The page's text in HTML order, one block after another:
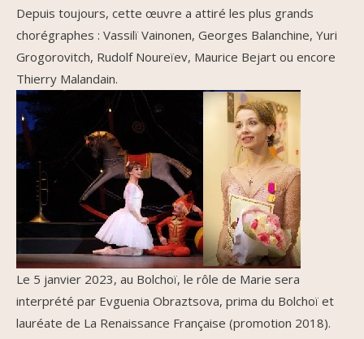
Depuis toujours, cette œuvre a attiré les plus grands
chorégraphes : Vassilï Vainonen, Georges Balanchine, Yuri
Grogorovitch, Rudolf Noureïev, Maurice Bejart ou encore
Thierry Malandain.
Le 5 janvier 2023, au Bolchoï, le rôle de Marie sera
interprété par Evguenia Obraztsova, prima du Bolchoï et
lauréate de La Renaissance Française (promotion 2018).